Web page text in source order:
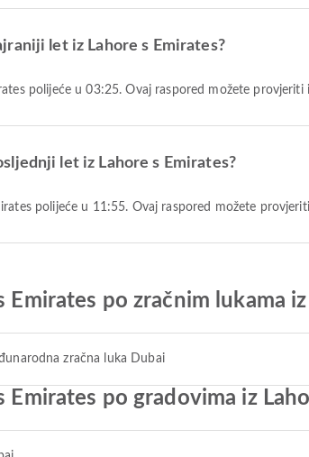
let iz Lahore s Emirates?
polijeće u 03:25. Ovaj raspored možete
let iz Lahore s Emirates?
polijeće u 11:55. Ovaj raspored možete
Emirates po zračnim lukama
zračna luka Dubai
Emirates po gradovima iz